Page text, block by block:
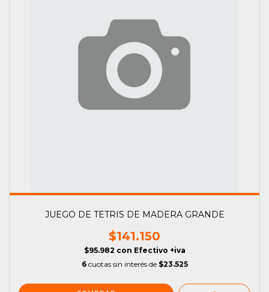
JUEGO DE TETRIS DE MADERA GRANDE
$141.150
$95.982 con Efectivo +iva
6 cuotas sin interés de $23.525